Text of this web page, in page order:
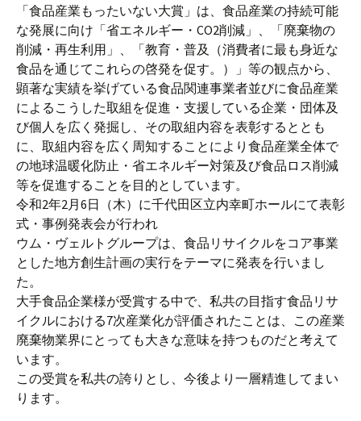
「食品産業もったいない大賞」は、食品産業の持続可能
な発展に向け「省エネルギー・CO2削減」、「廃棄物の
削減・再生利用」、「教育・普及（消費者に最も身近な
食品を通じてこれらの啓発を促す。）」等の観点から、
顕著な実績を挙げている食品関連事業者並びに食品産業
によるこうした取組を促進・支援している企業・団体及
び個人を広く発掘し、その取組内容を表彰するととも
に、取組内容を広く周知することにより食品産業全体で
の地球温暖化防止・省エネルギー対策及び食品ロス削減
等を促進することを目的としています。
令和2年2月6日（木）に千代田区立内幸町ホールにて表彰
式・事例発表会が行われ
ウム・ヴェルトグループは、食品リサイクルをコア事業
とした地方創生計画の実行をテーマに発表を行いまし
た。
大手食品企業様が受賞する中で、私共の目指す食品リサ
イクルにおける7次産業化が評価されたことは、この産業
廃棄物業界にとっても大きな意味を持つものだと考えて
います。
この受賞を私共の誇りとし、今後より一層精進してまい
ります。